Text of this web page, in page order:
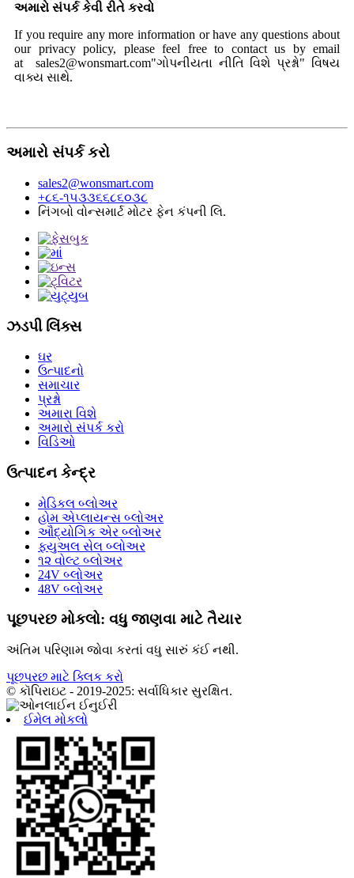
અમારો સંપર્ક કેવી રીતે કરવો
If you require any more information or have any questions about
our privacy policy, please feel free to contact us by email
at sales2@wonsmart.com"ગોપનીયતા નીતિ વિશે પ્રશ્નો" વિષય
વાક્ય સાથે.
અમારો સંપર્ક કરો
sales2@wonsmart.com
+૮૬-૧૫૩૩૬૬૮૬૦૩૮
નિંગબો વોન્સમાર્ટ મોટર ફેન કંપની લિ.
ઝડપી લિંક્સ
ઘર
ઉત્પાદનો
સમાચાર
પ્રશ્નો
અમારા વિશે
અમારો સંપર્ક કરો
વિડિઓ
ઉત્પાદન કેન્દ્ર
મેડિકલ બ્લોઅર
હોમ એપ્લાયન્સ બ્લોઅર
ઔદ્યોગિક એર બ્લોઅર
ફ્યુઅલ સેલ બ્લોઅર
૧૨ વોલ્ટ બ્લોઅર
24V બ્લોઅર
48V બ્લોઅર
પૂછપરછ મોકલો: વધુ જાણવા માટે તૈયાર
અંતિમ પરિણામ જોવા કરતાં વધુ સારું કંઈ નથી.
પૂછપરછ માટે ક્લિક કરો
© કૉપિરાઇટ - 2019-2025: સર્વાધિકાર સુરક્ષિત.
ઈમેલ મોકલો